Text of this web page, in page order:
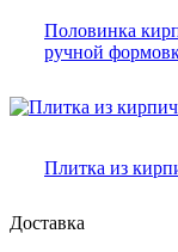
Половинка
ручной
Плитка из
Доставка